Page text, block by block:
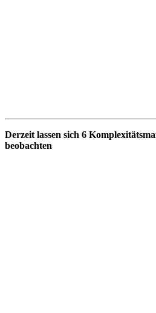
Derzeit lassen sich 6
beobachten